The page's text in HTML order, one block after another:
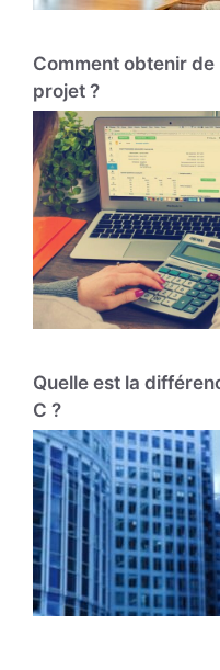
Comment obtenir de
projet ?
Quelle est la
C ?